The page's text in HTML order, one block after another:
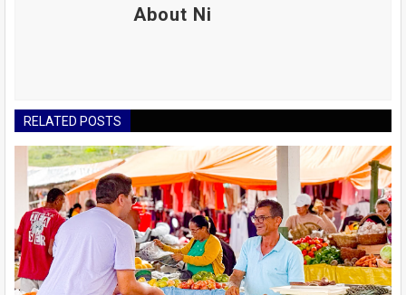
About Ni
RELATED POSTS